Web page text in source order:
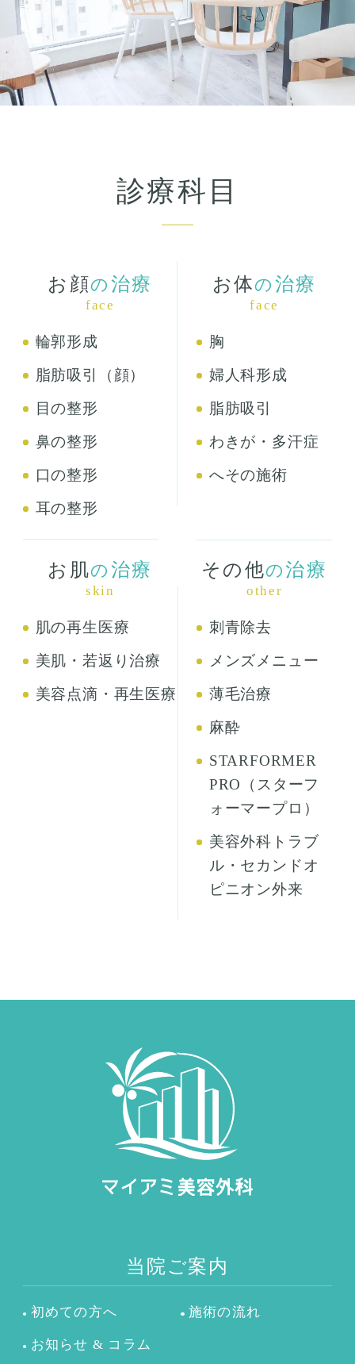
診療科目
お顔の 治療
face
輪郭形成
脂肪吸引（顔）
目の整形
鼻の整形
口の整形
耳の整形
お体の 治療
face
胸
婦人科形成
脂肪吸引
わきが・多汗症
へその施術
お肌の 治療
skin
肌の再生医療
美肌・若返り治療
美容点滴・再生医療
その他の治療
other
刺青除去
メンズメニュー
薄毛治療
麻酔
STARFORMER
PRO（スターフ
ォーマープロ）
美容外科トラブ
ル・セカンドオ
ピニオン外来
当院ご案内
初めての方へ 施術の流れ
お知らせ & コラム